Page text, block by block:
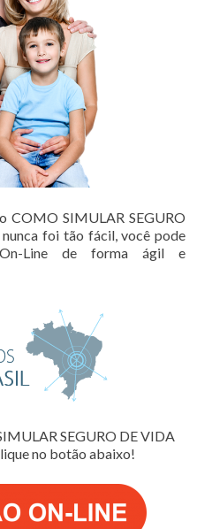
COMO SIMULAR SEGURO
foi tão fácil, você pode
Line de forma ágil e
SEGURO DE VIDA
no botão abaixo!